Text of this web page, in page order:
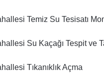
Temiz Su Tesisatı
Su Kaçağı Tespit ve
Tıkanıklık Açma